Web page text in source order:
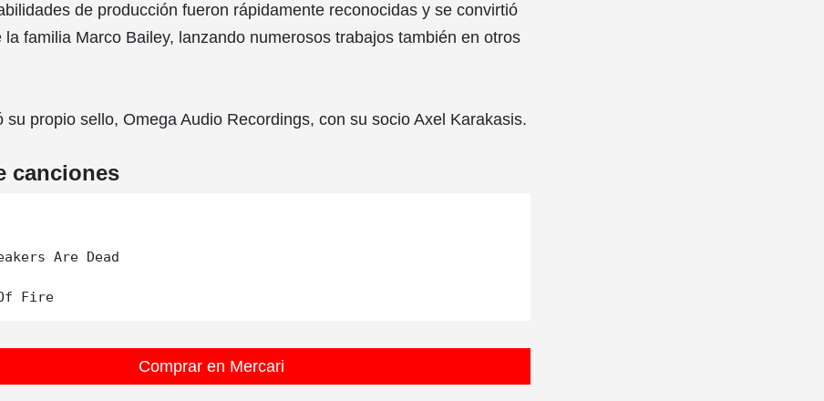
de producción fueron rápidamente reconocidas y se convirtió
la familia Marco Bailey, lanzando numerosos trabajos también en otros
su propio sello, Omega Audio Recordings, con su socio Axel Karakasis.
canciones
Are Dead
Comprar en Mercari